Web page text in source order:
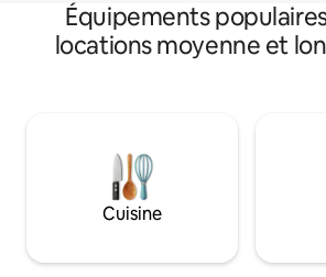
Équipements
locations moyenne et
Cuisine